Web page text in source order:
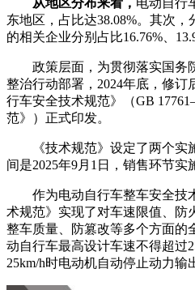
从地区分布来看， 电动自行
东地区，占比达38.08%。其次
的相关企业分别占比16.76%、
政策层面，为贯彻落实国务
整治行动部署，2024年底，修订
行车安全技术规范》（GB
范》）正式印发。
《技术规范》设定了两个
间是2025年9月1日，销售环节实
作为电动自行车整车安全技
术规范》实现了对车速限值、防
整车质量、防篡改等多个方面的
动自行车最高设计车速不得超过
25km/h时电动机自动停止动力输